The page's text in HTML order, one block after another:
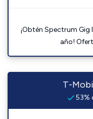
¡Obtén Spectrum Gig
año!
T-
53%